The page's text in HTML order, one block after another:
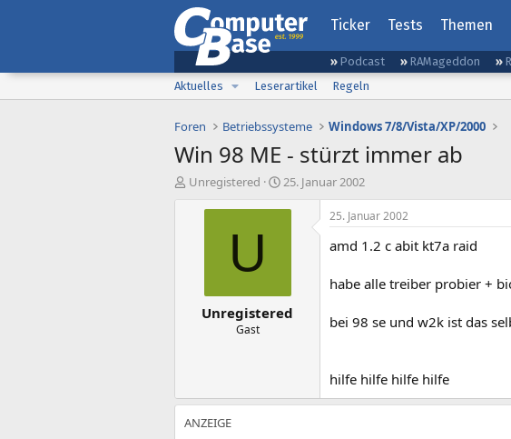
Ticker Tests Themen
Podcast RAMageddon
Aktuelles
Leserartikel Regeln
Foren Betriebssysteme Windows 7/8/Vista/XP/2000
Win 98 ME - stürzt immer ab
EUnregistered
E
s
t
a
25. Januar 2002
U
Unregistered
Gast
25. Januar 2002
amd 1.2 c abit kt7a raid
habe alle treiber probier +
bei 98 se und w2k ist das
hilfe hilfe hilfe hilfe